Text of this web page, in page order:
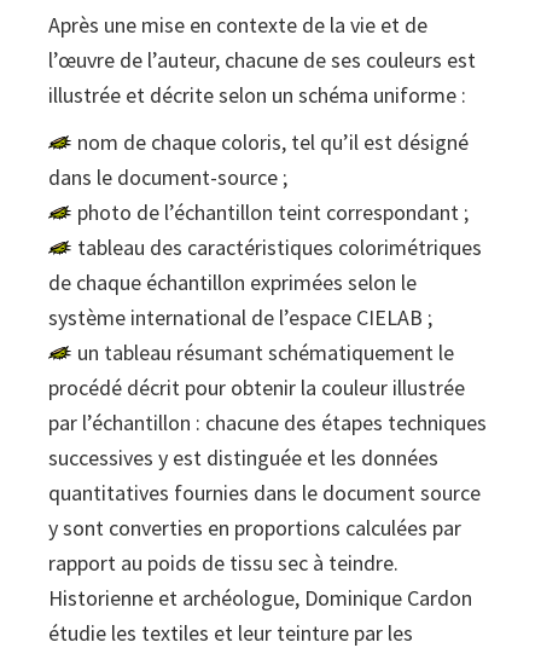
Après une mise en contexte de la vie et de
l’œuvre de l’auteur, chacune de ses couleurs est
illustrée et décrite selon un schéma uniforme :
nom de chaque coloris, tel qu’il est désigné
dans le document-source ;
photo de l’échantillon teint correspondant ;
tableau des caractéristiques colorimétriques
de chaque échantillon exprimées selon le
système international de l’espace CIELAB ;
un tableau résumant schématiquement le
procédé décrit pour obtenir la couleur illustrée
par l’échantillon : chacune des étapes techniques
successives y est distinguée et les données
quantitatives fournies dans le document source
y sont converties en proportions calculées par
rapport au poids de tissu sec à teindre.
Historienne et archéologue, Dominique Cardon
étudie les textiles et leur teinture par les